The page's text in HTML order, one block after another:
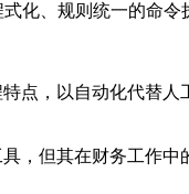
化、规则统一的命令
点，以自动化代替
，但其在财务工作